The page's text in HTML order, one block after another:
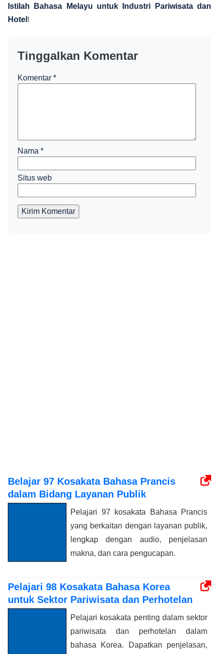
Istilah Bahasa Melayu untuk Industri Pariwisata dan
Hotel !
Tinggalkan Komentar
Komentar *
Nama *
Situs web
Kirim Komentar
Belajar 97 Kosakata Bahasa Prancis
dalam Bidang Layanan Publik
Pelajari 97 kosakata Bahasa Prancis
yang berkaitan dengan layanan publik,
lengkap dengan audio, penjelasan
makna, dan cara pengucapan.
Pelajari 98 Kosakata Bahasa Korea
untuk Sektor Pariwisata dan Perhotelan
Pelajari kosakata penting dalam sektor
pariwisata dan perhotelan dalam
bahasa Korea. Dapatkan penjelasan,